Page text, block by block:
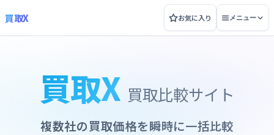
買取X お気に入り メニュー
買取X 買取比較サイト
複数社の買取価格を瞬時に一括比較